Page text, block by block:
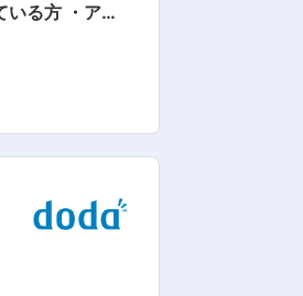
の新しいこと